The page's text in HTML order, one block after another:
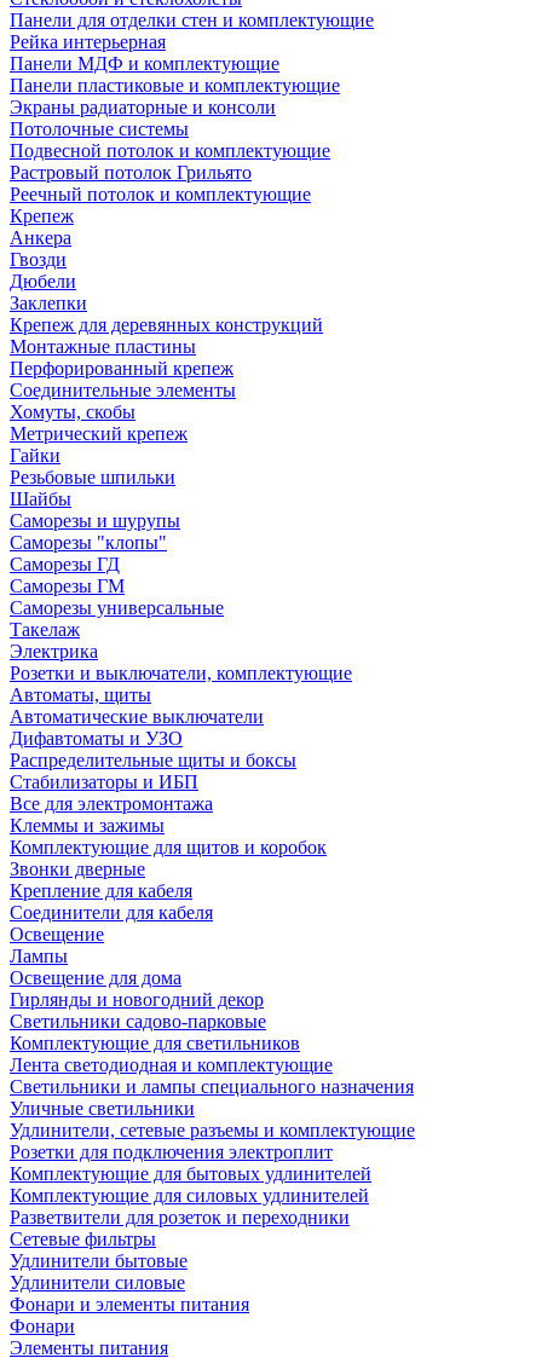
Панели для отделки стен и комплектующие
Рейка интерьерная
Панели МДФ и комплектующие
Панели пластиковые и комплектующие
Экраны радиаторные и консоли
Потолочные системы
Подвесной потолок и комплектующие
Растровый потолок Грильято
Реечный потолок и комплектующие
Крепеж
Анкера
Гвозди
Дюбели
Заклепки
Крепеж для деревянных конструкций
Монтажные пластины
Перфорированный крепеж
Соединительные элементы
Хомуты, скобы
Метрический крепеж
Гайки
Резьбовые шпильки
Шайбы
Саморезы и шурупы
Саморезы "клопы"
Саморезы ГД
Саморезы ГМ
Саморезы универсальные
Такелаж
Электрика
Розетки и выключатели, комплектующие
Автоматы, щиты
Автоматические выключатели
Дифавтоматы и УЗО
Распределительные щиты и боксы
Стабилизаторы и ИБП
Все для электромонтажа
Клеммы и зажимы
Комплектующие для щитов и коробок
Звонки дверные
Крепление для кабеля
Соединители для кабеля
Освещение
Лампы
Освещение для дома
Гирлянды и новогодний декор
Светильники садово-парковые
Комплектующие для светильников
Лента светодиодная и комплектующие
Светильники и лампы специального назначения
Уличные светильники
Удлинители, сетевые разъемы и комплектующие
Розетки для подключения электроплит
Комплектующие для бытовых удлинителей
Комплектующие для силовых удлинителей
Разветвители для розеток и переходники
Сетевые фильтры
Удлинители бытовые
Удлинители силовые
Фонари и элементы питания
Фонари
Элементы питания